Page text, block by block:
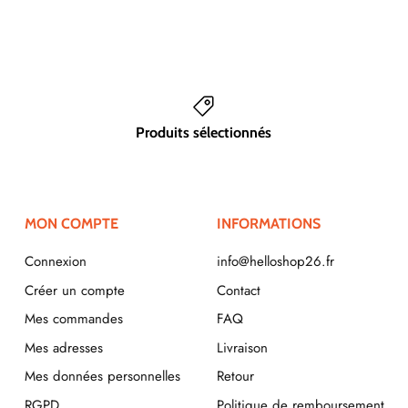
Produits sélectionnés
MON COMPTE
Connexion
Créer un compte
Mes commandes
Mes adresses
Mes données personnelles
INFORMATIONS
info@helloshop26.fr
Contact
FAQ
Livraison
Retour